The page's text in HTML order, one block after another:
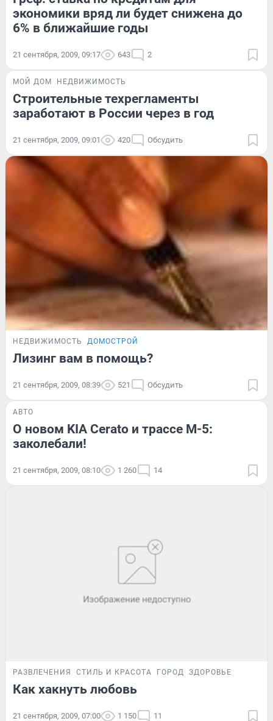
экономики вряд ли будет снижена до
6% в ближайшие годы
21 сентября, 2009, 09:17 643 2
МОЙ ДОМ НЕДВИЖИМОСТЬ
Строительные техрегламенты
заработают в России через в год
21 сентября, 2009, 09:01 420 Обсудить
НЕДВИЖИМОСТЬ ДОМОСТРОЙ
Лизинг вам в помощь?
21 сентября, 2009, 08:39 521 Обсудить
АВТО
О новом KIA Cerato и трассе М-5:
заколебали!
21 сентября, 2009, 08:10 1 260 14
РАЗВЛЕЧЕНИЯ СТИЛЬ И КРАСОТА ГОРОД ЗДОРОВЬЕ
Как хакнуть любовь
21 сентября, 2009, 07:00 1 150 11